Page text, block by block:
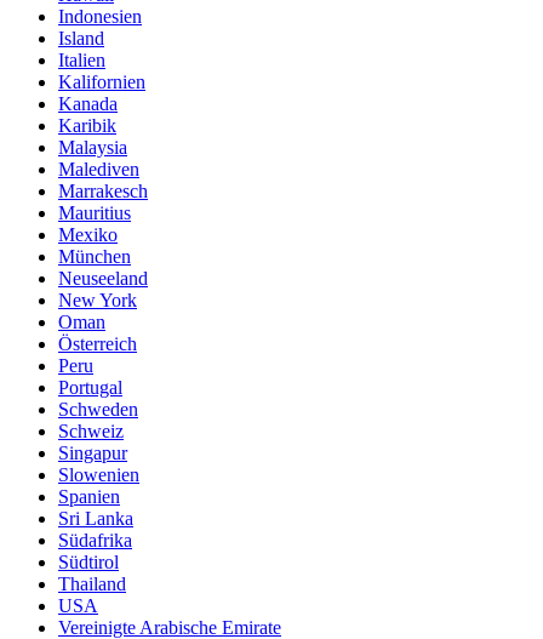
Indonesien
Island
Italien
Kalifornien
Kanada
Karibik
Malaysia
Malediven
Marrakesch
Mauritius
Mexiko
München
Neuseeland
New York
Oman
Österreich
Peru
Portugal
Schweden
Schweiz
Singapur
Slowenien
Spanien
Sri Lanka
Südafrika
Südtirol
Thailand
USA
Vereinigte Arabische Emirate